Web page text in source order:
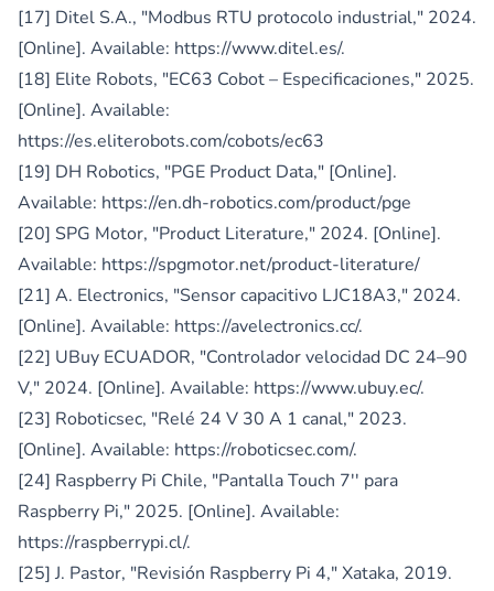
[17] Ditel S.A., "Modbus RTU protocolo industrial," 2024.
[Online]. Available: https://www.ditel.es/.
[18] Elite Robots, "EC63 Cobot – Especificaciones," 2025.
[Online]. Available:
https://es.eliterobots.com/cobots/ec63
[19] DH Robotics, "PGE Product Data," [Online].
Available: https://en.dh-robotics.com/product/pge
[20] SPG Motor, "Product Literature," 2024. [Online].
Available: https://spgmotor.net/product-literature/
[21] A. Electronics, "Sensor capacitivo LJC18A3," 2024.
[Online]. Available: https://avelectronics.cc/.
[22] UBuy ECUADOR, "Controlador velocidad DC 24–90
V," 2024. [Online]. Available: https://www.ubuy.ec/.
[23] Roboticsec, "Relé 24 V 30 A 1 canal," 2023.
[Online]. Available: https://roboticsec.com/.
[24] Raspberry Pi Chile, "Pantalla Touch 7'' para
Raspberry Pi," 2025. [Online]. Available:
https://raspberrypi.cl/.
[25] J. Pastor, "Revisión Raspberry Pi 4," Xataka, 2019.